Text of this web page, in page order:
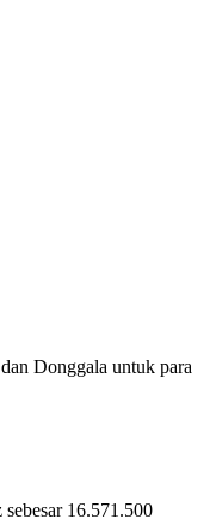
Donggala untuk para
16.571.500